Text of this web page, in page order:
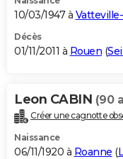
10/03/1947 à
Décès
01/11/2011 à Rouen (
Leon CABIN (90
Créer une cagnotte
Naissance
06/11/1920 à Roanne (